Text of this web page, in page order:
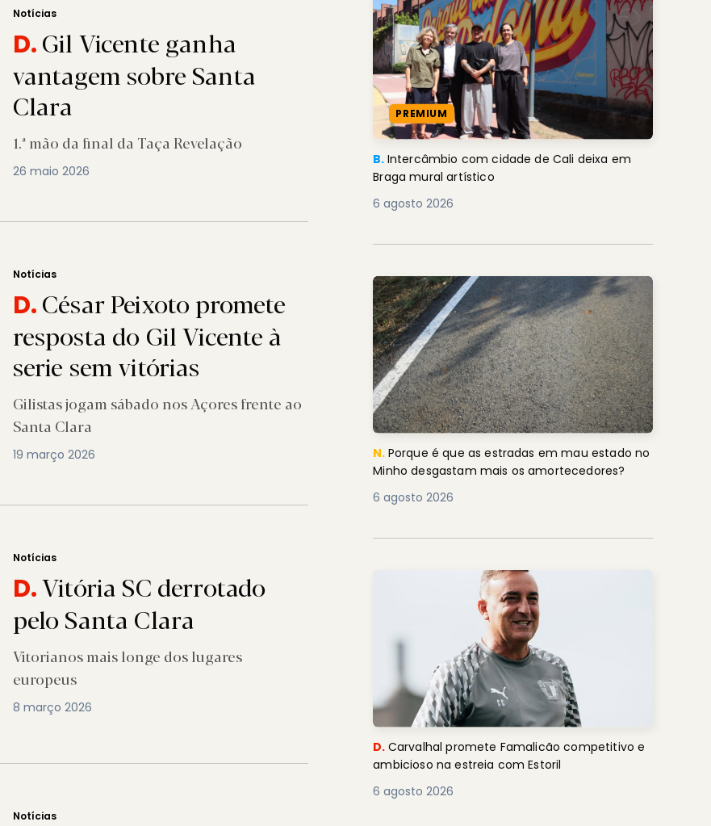
Notícias
D.Gil Vicente ganha
vantagem sobre Santa
Clara
1.ª mão da final da Taça Revelação
26 maio 2026
Notícias
D.César Peixoto promete
resposta do Gil Vicente à
serie sem vitórias
Gilistas jogam sábado nos Açores frente ao
Santa Clara
19 março 2026
Notícias
D.Vitória SC derrotado
pelo Santa Clara
Vitorianos mais longe dos lugares
europeus
8 março 2026
Notícias
PREMIUM
B. Intercâmbio com cidade de Cali deixa em
Braga mural artístico
6 agosto 2026
N. Porque é que as estradas em mau estado no
Minho desgastam mais os amortecedores?
6 agosto 2026
D. Carvalhal promete Famalicão competitivo e
ambicioso na estreia com Estoril
6 agosto 2026